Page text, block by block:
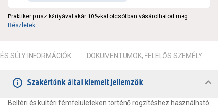
Praktiker plusz kártyával akár 10%-kal olcsóbban vásárolhatod meg.
Részletek
SÚLY INFORMÁCIÓK DOKUMENTUMOK, FELELŐS SZEMÉLY
Szakértőnk által kiemelt jellemzők
Beltéri és kültéri fémfelületeken történő rögzítéshez használható